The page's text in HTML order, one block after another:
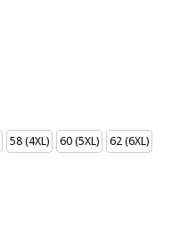
58 (4XL) 60 (5XL) 62 (6XL)